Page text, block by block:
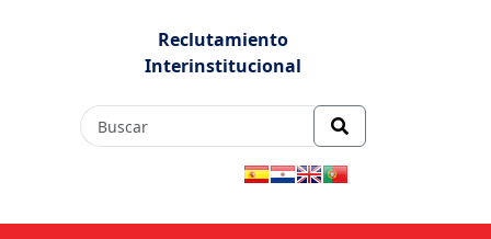
Reclutamiento
Interinstitucional